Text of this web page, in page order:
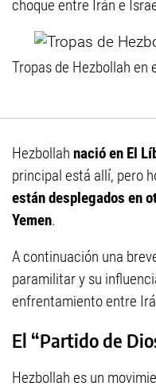
choque entre Irán e
Tropas de Hezbollah en
Hezbollah nació en El
principal está allí, pero
están desplegados en
Yemen.
A continuación una
paramilitar y su
enfrentamiento entre
El “Partido de
Hezbollah es un